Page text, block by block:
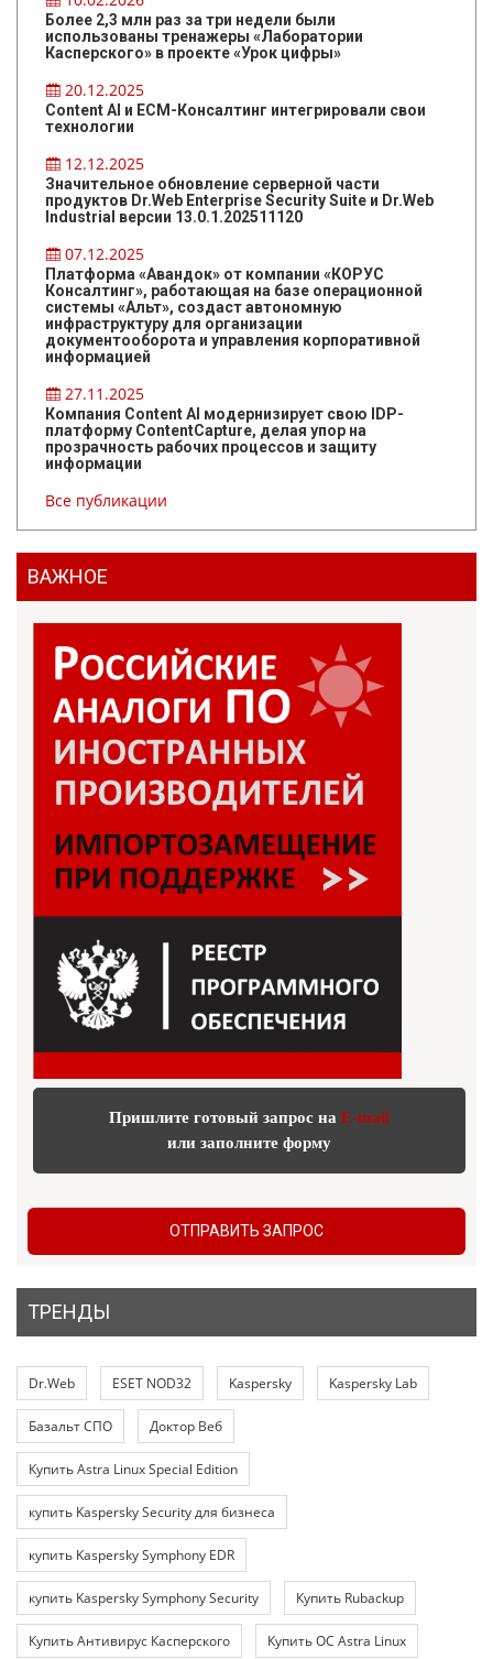
Более 2,3 млн раз за три недели были
использованы тренажеры «Лаборатории
Касперского» в проекте «Урок цифры»
20.12.2025
Content AI и ЕСМ-Консалтинг интегрировали свои
технологии
12.12.2025
Значительное обновление серверной части
продуктов Dr.Web Enterprise Security Suite и Dr.Web
Industrial версии 13.0.1.202511120
07.12.2025
Платформа «Авандок» от компании «КОРУС
Консалтинг», работающая на базе операционной
системы «Альт», создаст автономную
инфраструктуру для организации
документооборота и управления корпоративной
информацией
27.11.2025
Компания Content AI модернизирует свою IDP-
платформу ContentCapture, делая упор на
прозрачность рабочих процессов и защиту
информации
Все публикации
ВАЖНОЕ
Пришлите готовый запрос на E-mail
или заполните форму
ОТПРАВИТЬ ЗАПРОС
ТРЕНДЫ
Dr.Web ESET NOD32 Kaspersky Kaspersky Lab
Базальт СПО Доктор Веб
Купить Astra Linux Special Edition
купить Kaspersky Security для бизнеса
купить Kaspersky Symphony EDR
купить Kaspersky Symphony Security Купить Rubackup
Купить Антивирус Касперского Купить ОС Astra Linux